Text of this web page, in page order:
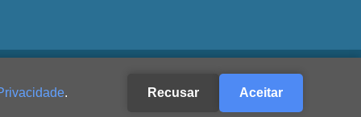
. Recusar Aceitar